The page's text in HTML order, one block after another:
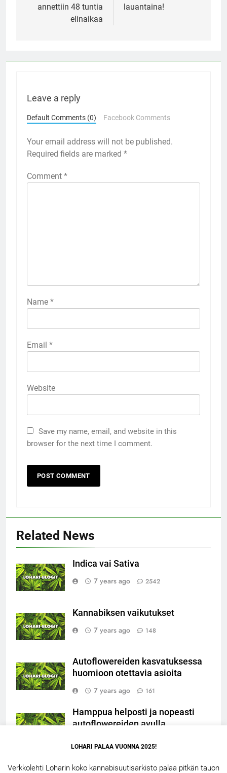
annettiin 48 tuntia
elinaikaa
lauantaina!
Leave a reply
Default Comments (0) Facebook Comments
Your email address will not be published.
Required fields are marked *
Comment *
Name *
Email *
Website
Save my name, email, and website in this
browser for the next time I comment.
Related News
Indica vai Sativa
7 years ago
2542
Kannabiksen vaikutukset
7 years ago
148
Autoflowereiden kasvatuksessa
huomioon otettavia asioita
7 years ago
161
Hamppua helposti ja nopeasti
autoflowereiden avulla
LOHARI PALAA VUONNA 2025!
Verkkolehti Loharin koko kannabisuutisarkisto palaa pitkän tauon